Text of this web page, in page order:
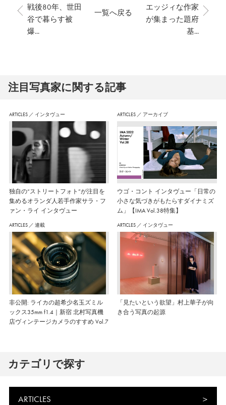
戦後80年、世田
谷で暮らす被
爆...
エッジィな作家
が集まった題府
基...
一覧へ戻る
注⽬写真家に関する記事
ARTICLES ／ インタヴュー
独自の“ストリートフォト”が注目を
集めるオランダ人若手作家サラ・フ
ァン・ライ インタヴュー
ARTICLES ／ アーカイブ
ウゴ・コント インタヴュー「日常の
小さな気づきがもたらすダイナミズ
ム」【IMA Vol.38特集】
ARTICLES ／ 連載
非公開: ライカの超希少名玉ズミル
ックス35mm f1.4｜新宿 北村写真機
店ヴィンテージカメラのすすめ Vol.7
ARTICLES ／ インタヴュー
「見たいという欲望」村上華子が向
き合う写真の起源
カテゴリで探す
ARTICLES